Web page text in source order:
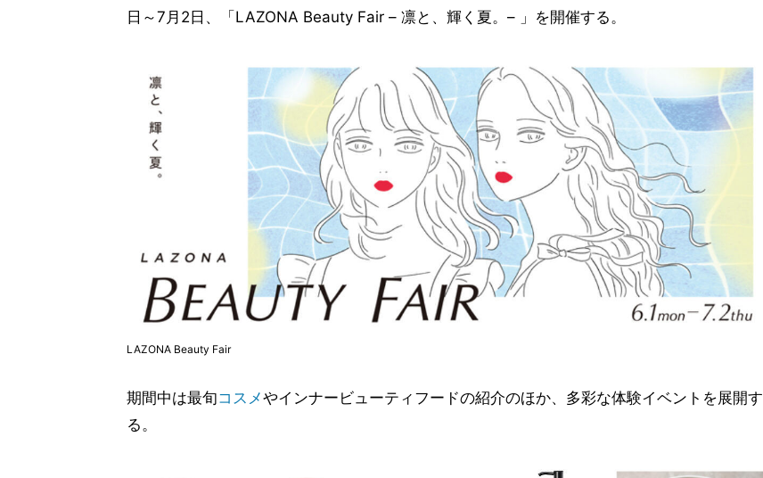
日～7月2日、「LAZONA Beauty Fair – 凛と、輝く夏。– 」を開催する。
LAZONA Beauty Fair
期間中は最旬コスメやインナービューティフードの紹介のほか、多彩な体験イベントを展開す
る。